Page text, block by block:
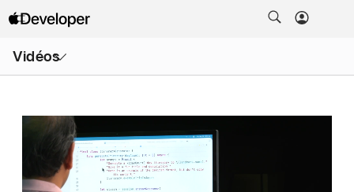
Vidéos
menu